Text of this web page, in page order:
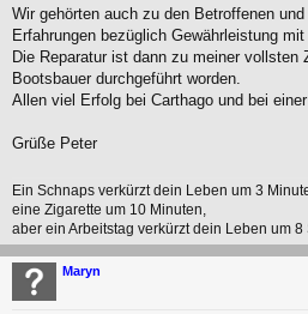
s
e
n
e
r
B
t
a
Wir gehörten auch zu den Betroffenen
Erfahrungen bezüglich Gewährleistung mit
Die Reparatur ist dann zu meiner vollsten
Bootsbauer durchgeführt worden.
Allen viel Erfolg bei Carthago und bei
Grüße Peter
Ein Schnaps verkürzt dein Leben um 3
eine Zigarette um 10 Minuten,
aber ein Arbeitstag verkürzt dein Leben um 8
Maryn